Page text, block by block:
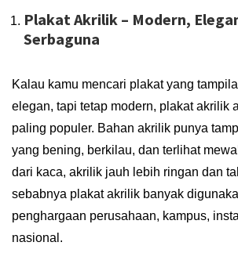
Plakat Akrilik – Modern,
Serbaguna
Kalau kamu mencari plakat yang
elegan, tapi tetap modern, plakat akrilik
paling populer. Bahan akrilik punya
yang bening, berkilau, dan terlihat
dari kaca, akrilik jauh lebih ringan dan
sebabnya plakat akrilik banyak
penghargaan perusahaan, kampus,
nasional.